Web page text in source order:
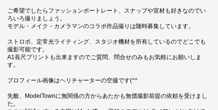
ご希望でしたらファッションポートレート、スナップや宣材も好きなのでい
ろいろ撮りましょう。
モデル・メイク・カメラマンのコラボ作品撮りは随時募集しています。
ストロボ、定常光ライティング、スタジオ機材を所有しているのでどこでも
撮影可能です。
A1長尺プリントも出来ますのでご質問、問合せのみもお気軽にお願いしま
す。
プロフィール画像はヘリチャーターの空撮です(^^
先般、ModelTownに無関係の方からあたかも無償撮影前提の依頼を受けまし
た。